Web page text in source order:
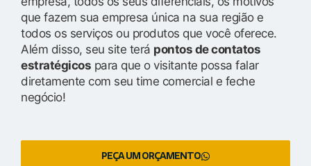
que fazem sua empresa única na sua região e
todos os serviços ou produtos que você oferece.
Além disso, seu site terá pontos de contatos
estratégicos para que o visitante possa falar
diretamente com seu time comercial e feche
negócio!
PEÇA UM ORÇAMENTO